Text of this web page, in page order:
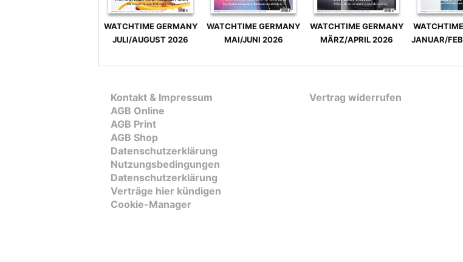
WATCHTIME GERMANY
JULI/AUGUST 2026
WATCHTIME GERMANY
MAI/JUNI 2026
WATCHTIME GERMANY
MÄRZ/APRIL 2026
JANUAR/
Kontakt & Impressum
AGB Online
AGB Print
AGB Shop
Datenschutzerklärung
Nutzungsbedingungen
Datenschutzerklärung
Verträge hier kündigen
Cookie-Manager
Vertrag widerrufen